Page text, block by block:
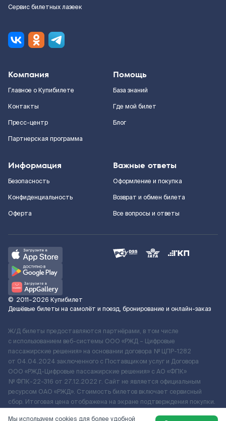
Сервис билетных лазеек
Компания
Главное о Купибилете
Контакты
Пресс-центр
Партнерская программа
Помощь
База знаний
Где мой билет
Блог
Информация
Безопасность
Конфиденциальность
Оферта
Важные ответы
Оформление и покупка
Возврат и обмен билета
Все вопросы и ответы
© 2011–2026 Купибилет
Дешёвые билеты на самолёт и поезд, бронирование и онлайн-заказ
Ж/Д билеты предоставляются партнёрами, в том числе
с использованием веб-системы ООО «РЖД – Цифровые
пассажирские решения» на основании договора № ЦПР-1282
от 04.04.2024 заключенного с Поставщиком услуг и Договора
ООО «РЖД-Цифровые пассажирские решения» c АО «ФПК»
№ ФПК-22-316 от 27.12.2022 г. Сайт не является официальным
ресурсом ОАО «РЖД». Стоимость билетов включает сервисный
сбор. Итоговая цена отображена на экране подтверждения покупки.
Мы используем cookies для более удобной